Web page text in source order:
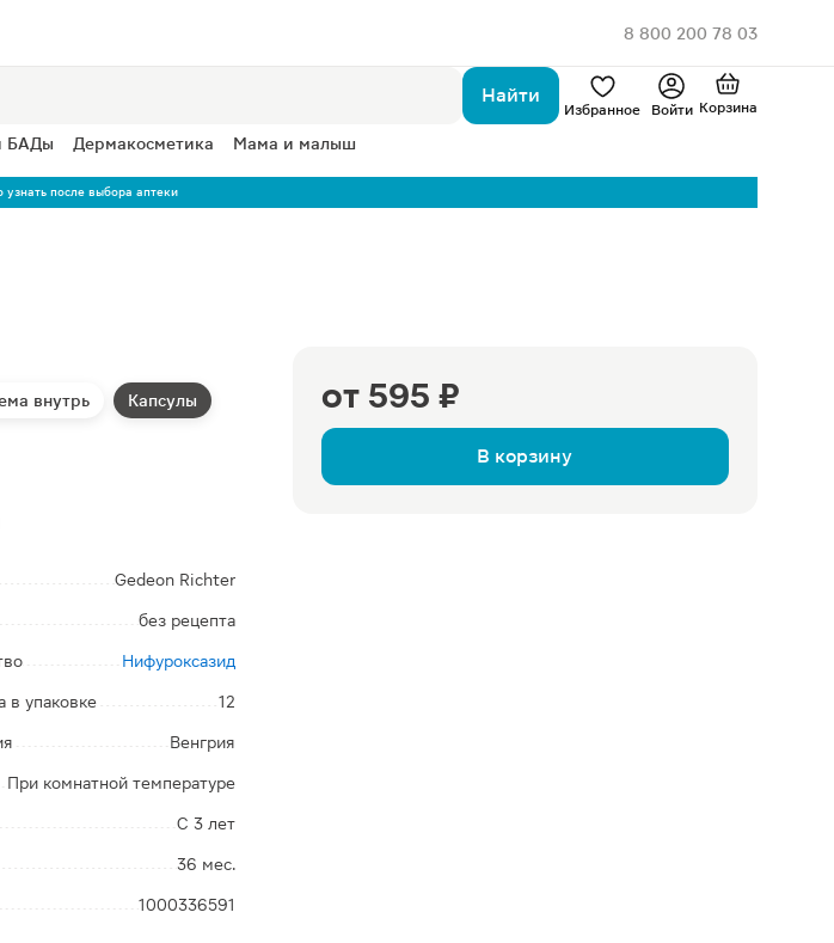
8 800 200 78 03
Найти
Избранное Войти Корзина
БАДы Дермакосметика Мама и малыш
после выбора аптеки
от 595 ₽
В корзину
внутрь Капсулы
Gedeon Richter
без рецепта
Нифуроксазид
в упаковке 12
Венгрия
При комнатной температуре
С 3 лет
36 мес.
1000336591